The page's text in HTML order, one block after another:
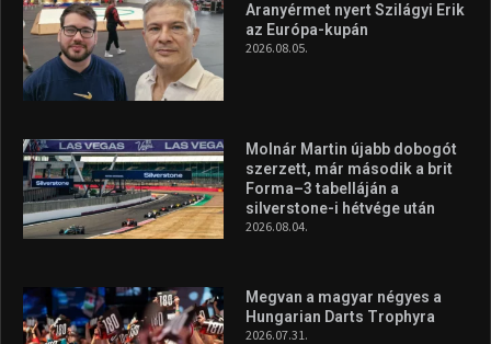
Aranyérmet nyert Szilágyi Erik
az Európa-kupán
2026.08.05.
Molnár Martin újabb dobogót
szerzett, már második a brit
Forma–3 tabelláján a
silverstone-i hétvége után
2026.08.04.
Megvan a magyar négyes a
Hungarian Darts Trophyra
2026.07.31.